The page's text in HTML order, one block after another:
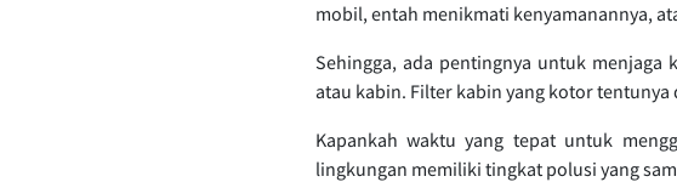
mobil, entah menikmati kenyamanannya,
Sehingga, ada pentingnya untuk menjaga
atau kabin. Filter kabin yang kotor
Kapankah waktu yang tepat untuk
lingkungan memiliki tingkat polusi yang